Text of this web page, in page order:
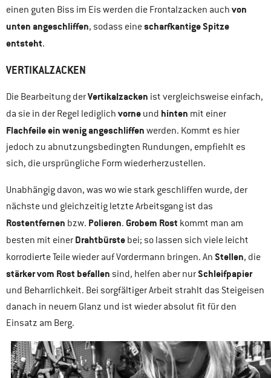
einen guten Biss im Eis werden die Frontalzacken auch von
unten angeschliffen, sodass einescharfkantige Spitze
entsteht.
VERTIKALZACKEN
Die Bearbeitung derVertikalzacken ist vergleichsweise einfach,
da sie in der Regel lediglich vorne und hinten mit einer
Flachfeile ein wenig angeschliffen werden. Kommt es hier
jedoch zu abnutzungsbedingten Rundungen, empfiehlt es
sich, die ursprüngliche Form wiederherzustellen.
Unabhängig davon, was wo wie stark geschliffen wurde, der
nächste und gleichzeitig letzte Arbeitsgang ist das
Rostentfernen bzw. Polieren. Grobem Rost kommt man am
besten mit einer Drahtbürste bei; so lassen sich viele leicht
korrodierte Teile wieder auf Vordermann bringen. An Stellen, die
stärker vom Rost befallen sind, helfen aber nurSchleifpapier
und Beharrlichkeit. Bei sorgfältiger Arbeit strahlt das Steigeisen
danach in neuem Glanz und ist wieder absolut fit für den
Einsatz am Berg.